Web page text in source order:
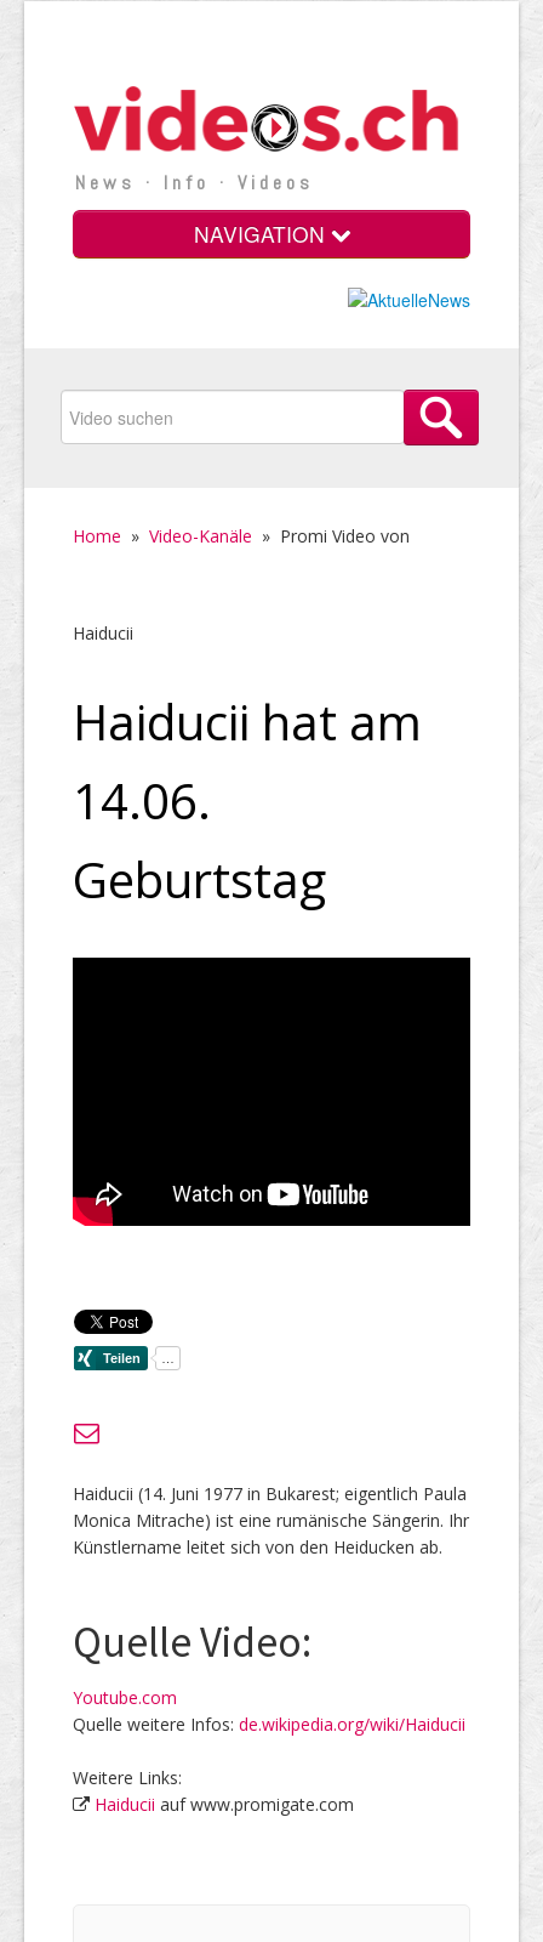
News · Info · Videos
NAVIGATION
Home » Video-Kanäle » Promi Video von
Haiducii
Haiducii hat am
14.06.
Geburtstag
Haiducii (14. Juni 1977 in Bukarest; eigentlich Paula
Monica Mitrache) ist eine rumänische Sängerin. Ihr
Künstlername leitet sich von den Heiducken ab.
Quelle Video:
Youtube.com
Quelle weitere Infos: de.wikipedia.org/wiki/Haiducii
Weitere Links:
Haiducii auf www.promigate.com